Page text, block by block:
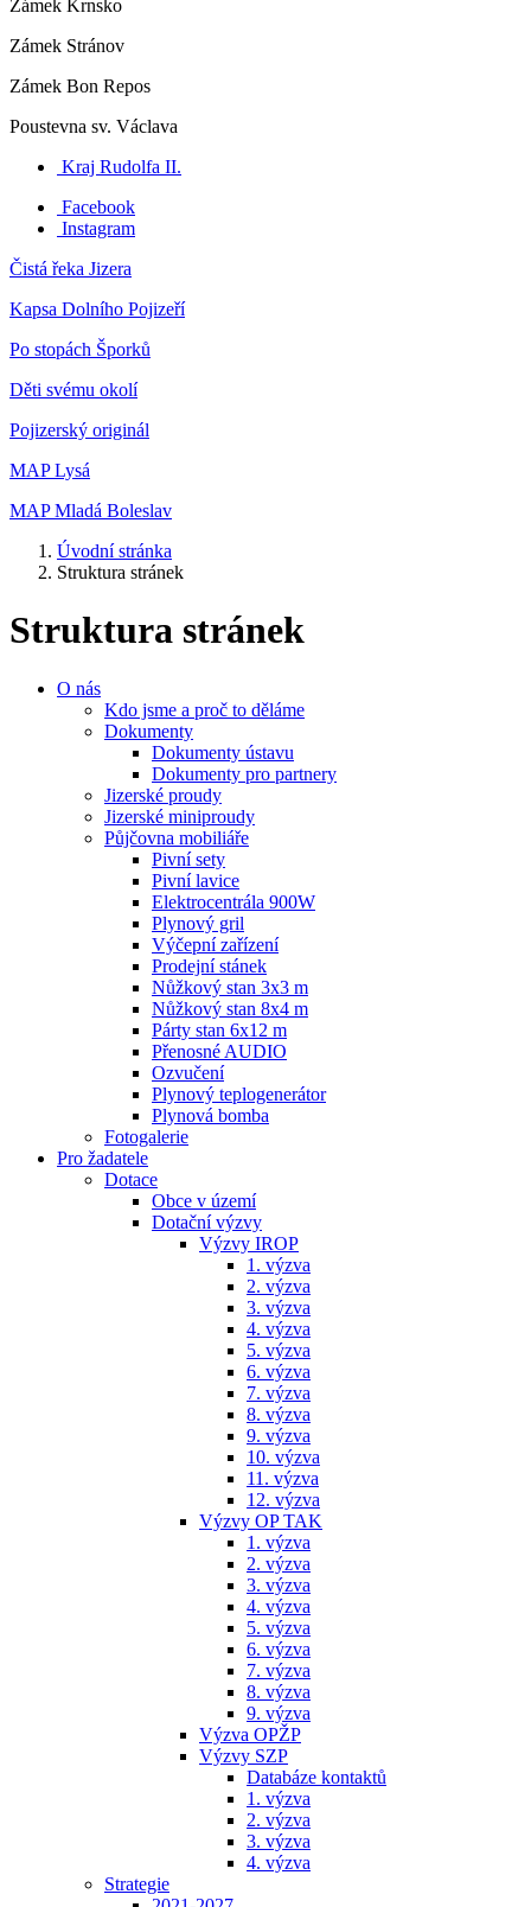
Zámek Krnsko
Zámek Stránov
Zámek Bon Repos
Poustevna sv. Václava
Kraj Rudolfa II.
Facebook
Instagram
Čistá řeka Jizera
Kapsa Dolního Pojizeří
Po stopách Šporků
Děti svému okolí
Pojizerský originál
MAP Lysá
MAP Mladá Boleslav
Úvodní stránka
Struktura stránek
Struktura stránek
O nás
Kdo jsme a proč to děláme
Dokumenty
Dokumenty ústavu
Dokumenty pro partnery
Jizerské proudy
Jizerské miniproudy
Půjčovna mobiliáře
Pivní sety
Pivní lavice
Elektrocentrála 900W
Plynový gril
Výčepní zařízení
Prodejní stánek
Nůžkový stan 3x3 m
Nůžkový stan 8x4 m
Párty stan 6x12 m
Přenosné AUDIO
Ozvučení
Plynový teplogenerátor
Plynová bomba
Fotogalerie
Pro žadatele
Dotace
Obce v území
Dotační výzvy
Výzvy IROP
1. výzva
2. výzva
3. výzva
4. výzva
5. výzva
6. výzva
7. výzva
8. výzva
9. výzva
10. výzva
11. výzva
12. výzva
Výzvy OP TAK
1. výzva
2. výzva
3. výzva
4. výzva
5. výzva
6. výzva
7. výzva
8. výzva
9. výzva
Výzva OPŽP
Výzvy SZP
Databáze kontaktů
1. výzva
2. výzva
3. výzva
4. výzva
Strategie